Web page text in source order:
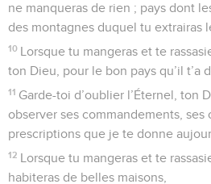
ne manqueras de rien ; pays dont
des montagnes duquel tu extrairas
10 Lorsque tu mangeras et te
ton Dieu, pour le bon pays qu’il t’a
11 Garde-toi d’oublier l’Éternel, ton
observer ses commandements, ses
prescriptions que je te donne
12 Lorsque tu mangeras et te
habiteras de belles maisons,